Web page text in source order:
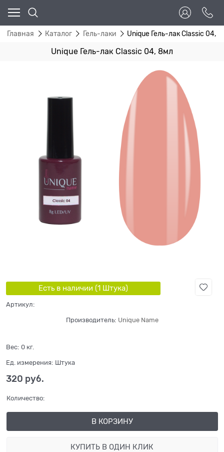
Главная Каталог Гель-лаки Unique Гель-лак Classic 04,
Unique Гель-лак Classic 04, 8мл
Есть в наличии (1 Штука)
Артикул:
Производитель: Unique Name
Вес: 0 кг.
Ед. измерения: Штука
320 руб.
Количество:
В КОРЗИНУ
КУПИТЬ В ОДИН КЛИК